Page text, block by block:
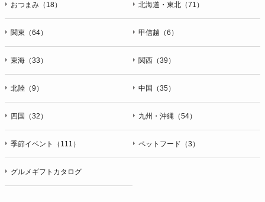
おつまみ（18） 北海道・東北（71）
関東（64） 甲信越（6）
東海（33） 関西（39）
北陸（9） 中国（35）
四国（32） 九州・沖縄（54）
季節イベント（111） ペットフード（3）
グルメギフトカタログ